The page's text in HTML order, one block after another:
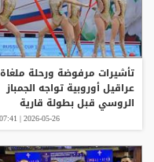
تأشيرات مرفوضة ورحلة
عراقيل أوروبية تواجه الجمباز
الروسي قبل بطولة قارية
2026-05-26 | 07:41 م